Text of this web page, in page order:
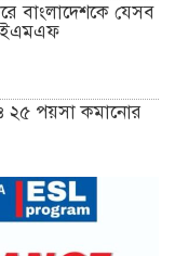
বাংলাদেশকে যেসব
২৫ পয়সা কমানোর
নতুন মাত্রা